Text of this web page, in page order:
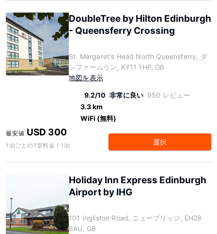
DoubleTree by Hilton Edinburgh
- Queensferry Crossing
St. Margaret's Head North Queensferry, ダ
ンファームリン, KY11 1HP, GB
地図を表示
9.2/10 非常に良い 950 レビュー
3.3 km
WiFi (無料)
最安値 USD 300
1泊ごとの1室料金 / 1泊 選択
Holiday Inn Express Edinburgh
Airport by IHG
101 Ingliston Road, ニューブリッジ, EH28
8AU, GB